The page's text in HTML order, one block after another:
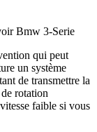
Bmw 3-Serie
qui peut
un système
de transmettre la
rotation
faible si vous